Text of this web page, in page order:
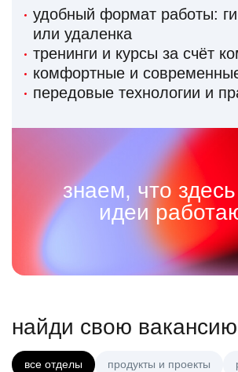
удобный формат работы:
или удаленка
тренинги и курсы за счёт
комфортные и
передовые технологии и
знаем, что
идеи
найди свою вакансию
все отделы продукты и проекты